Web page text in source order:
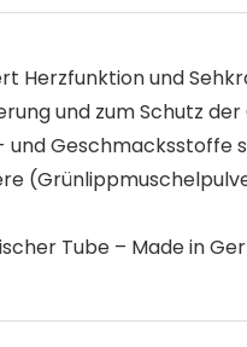
Herzfunktion und
und zum Schutz
Geschmacksstoffe
Tube – Made in